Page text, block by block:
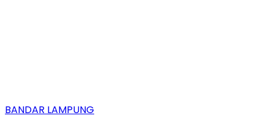
BANDAR LAMPUNG